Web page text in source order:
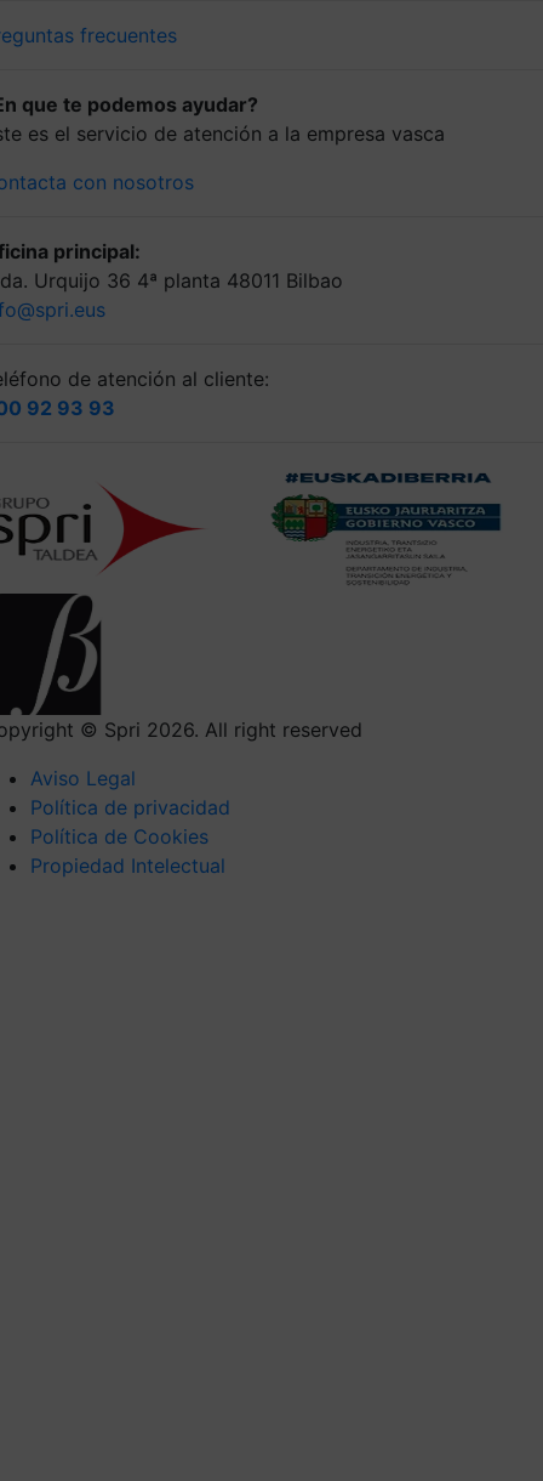
frecuentes
que te podemos ayudar?
es el servicio de atención a la empresa vasca
con nosotros
principal:
Urquijo 36 4ª planta 48011 Bilbao
de atención al cliente:
92 93 93
© Spri 2026. All right reserved
Aviso Legal
Política de privacidad
Política de Cookies
Propiedad Intelectual